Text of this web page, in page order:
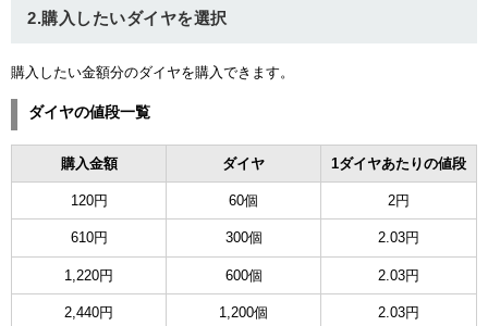
ュー
2.購入したいダイヤを選択
購入したい金額分のダイヤを購入できます。
ダイヤの値段一覧
購入金額 ダイヤ 1ダイヤあたりの値段
120円 60個 2円
610円 300個 2.03円
1,220円 600個 2.03円
2,440円 1,200個 2.03円